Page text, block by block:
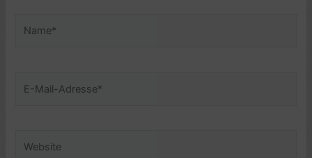
Mail-